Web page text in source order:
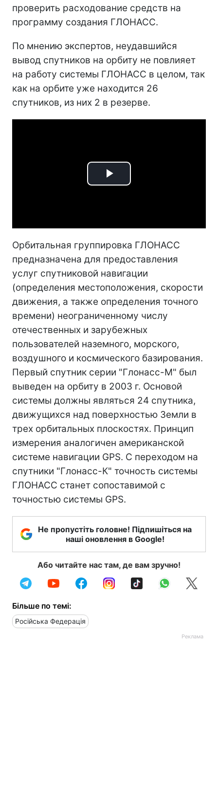
проверить расходование средств на
программу создания ГЛОНАСС.
По мнению экспертов, неудавшийся
вывод спутников на орбиту не повлияет
на работу системы ГЛОНАСС в целом, так
как на орбите уже находится 26
спутников, из них 2 в резерве.
Play
Орбитальная группировка ГЛОНАСС
предназначена для предоставления
услуг спутниковой навигации
(определения местоположения, скорости
движения, а также определения точного
времени) неограниченному числу
отечественных и зарубежных
пользователей наземного, морского,
воздушного и космического базирования.
Первый спутник серии "Глонасс-М" был
выведен на орбиту в 2003 г. Основой
системы должны являться 24 спутника,
движущихся над поверхностью Земли в
трех орбитальных плоскостях. Принцип
измерения аналогичен американской
системе навигации GPS. С переходом на
спутники "Глонасс-К" точность системы
ГЛОНАСС станет сопоставимой с
точностью системы GPS.
Не пропустіть головне! Підпишіться на
наші оновлення в Google!
Або читайте нас там, де вам зручно!
Більше по темі:
Російська Федерація